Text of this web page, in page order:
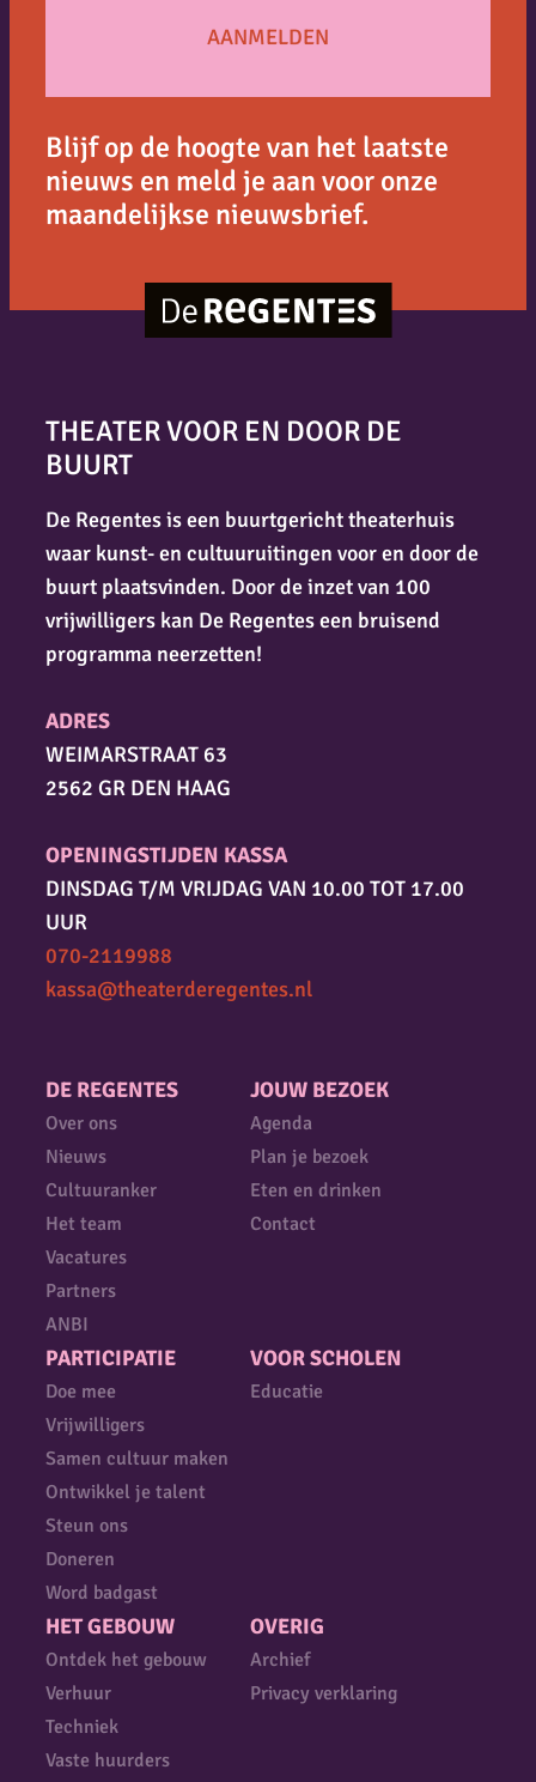
Blijf op de hoogte van het laatste
nieuws en meld je aan voor onze
maandelijkse nieuwsbrief.
DE REGENTES
Over ons
Nieuws
Cultuuranker
Het team
Vacatures
Partners
ANBI
JOUW BEZOEK
Agenda
Plan je bezoek
Eten en drinken
Contact
PARTICIPATIE
Doe mee
Vrijwilligers
Samen cultuur maken
Ontwikkel je talent
Steun ons
Doneren
Word badgast
VOOR SCHOLEN
Educatie
HET GEBOUW
Ontdek het gebouw
Verhuur
Techniek
Vaste huurders
OVERIG
Archief
Privacy verklaring
THEATER VOOR EN DOOR DE
BUURT
De Regentes is een buurtgericht theaterhuis
waar kunst- en cultuuruitingen voor en door de
buurt plaatsvinden. Door de inzet van 100
vrijwilligers kan De Regentes een bruisend
programma neerzetten!
ADRES
WEIMARSTRAAT 63
2562 GR DEN HAAG
OPENINGSTIJDEN KASSA
DINSDAG T/M VRIJDAG VAN 10.00 TOT 17.00
UUR
070-2119988
kassa@theaterderegentes.nl